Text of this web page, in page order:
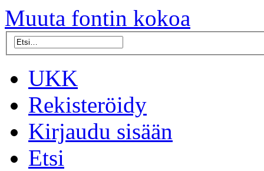
Muuta fontin kokoa
UKK
Rekisteröidy
Kirjaudu sisään
Etsi